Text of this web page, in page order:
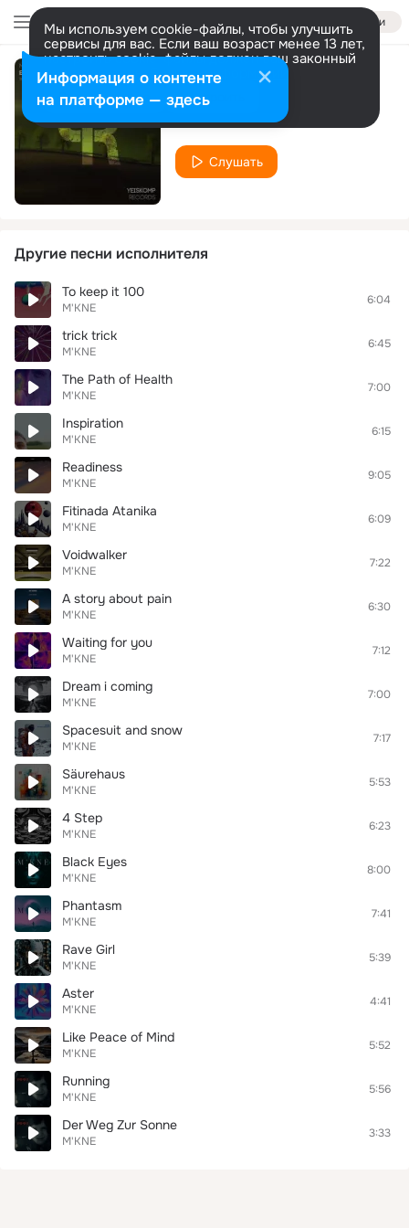
Войти
Мы используем cookie-файлы, чтобы улучшить
сервисы для вас. Если ваш возраст менее 13 лет,
настроить cookie-файлы должен ваш законный
представитель. Больше информации
Разрешить все Настроить
Feuriges Herz
M'KNE
Слушать
Другие песни исполнителя
To keep it 100
M'KNE
6:04
trick trick
M'KNE
6:45
The Path of Health
M'KNE
7:00
Inspiration
M'KNE
6:15
Readiness
M'KNE
9:05
Fitinada Atanika
M'KNE
6:09
Voidwalker
M'KNE
7:22
A story about pain
M'KNE
6:30
Waiting for you
M'KNE
7:12
Dream i coming
M'KNE
7:00
Spacesuit and snow
M'KNE
7:17
Säurehaus
M'KNE
5:53
4 Step
M'KNE
6:23
Black Eyes
M'KNE
8:00
Phantasm
M'KNE
7:41
Rave Girl
M'KNE
5:39
Aster
M'KNE
4:41
Like Peace of Mind
M'KNE
5:52
Running
M'KNE
5:56
Der Weg Zur Sonne
M'KNE
3:33
Информация о контенте
на платформе — здесь